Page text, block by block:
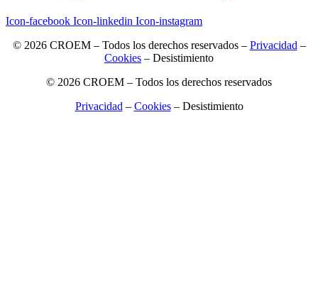
Icon-facebook Icon-linkedin Icon-instagram
© 2026 CROEM – Todos los derechos reservados – Privacidad –
Cookies – Desistimiento
© 2026 CROEM – Todos los derechos reservados
Privacidad – Cookies– Desistimiento